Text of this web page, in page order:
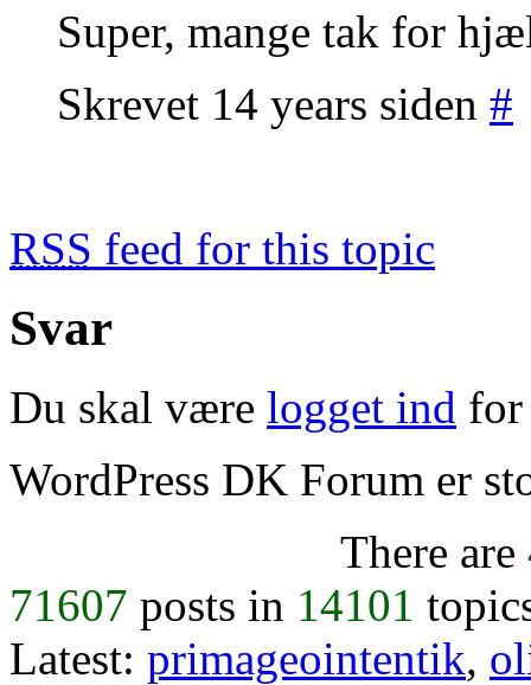
Super, mange tak for
Skrevet 14 years siden #
RSS feed for this topic
Svar
Du skal være logget ind for
WordPress DK Forum er
There are
71607 posts in 14101
Latest: primageointentik,